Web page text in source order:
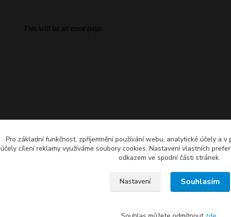
Pro základní funkčnost, zpříjemnění používání webu, analytické účely a
účely cílení reklamy využíváme soubory cookies. Nastavení vlastních
odkazem ve spodní části stránek.
Nastavení Souhlasím